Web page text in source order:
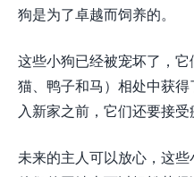
狗是为了卓越而饲养的。
这些小狗已经被宠坏了，
猫、鸭子和马）相处中获
入新家之前，它们还要接受
未来的主人可以放心，这